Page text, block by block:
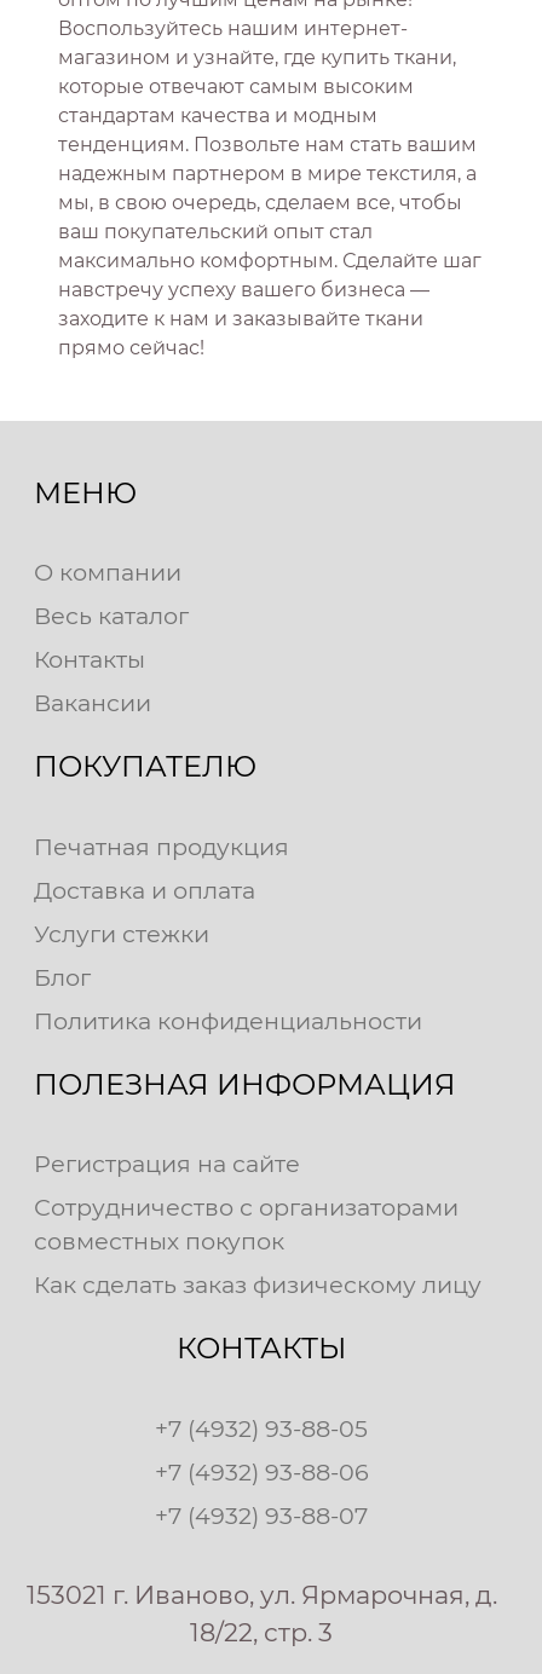
Воспользуйтесь нашим интернет-
магазином и узнайте, где купить ткани,
которые отвечают самым высоким
стандартам качества и модным
тенденциям. Позвольте нам стать вашим
надежным партнером в мире текстиля, а
мы, в свою очередь, сделаем все, чтобы
ваш покупательский опыт стал
максимально комфортным. Сделайте шаг
навстречу успеху вашего бизнеса —
заходите к нам и заказывайте ткани
прямо сейчас!
МЕНЮ
О компании
Весь каталог
Контакты
Вакансии
ПОКУПАТЕЛЮ
Печатная продукция
Доставка и оплата
Услуги стежки
Блог
Политика конфиденциальности
ПОЛЕЗНАЯ ИНФОРМАЦИЯ
Регистрация на сайте
Сотрудничество с организаторами
совместных покупок
Как сделать заказ физическому лицу
КОНТАКТЫ
+7 (4932) 93-88-05
+7 (4932) 93-88-06
+7 (4932) 93-88-07
153021 г. Иваново, ул. Ярмарочная, д.
18/22, стр. 3